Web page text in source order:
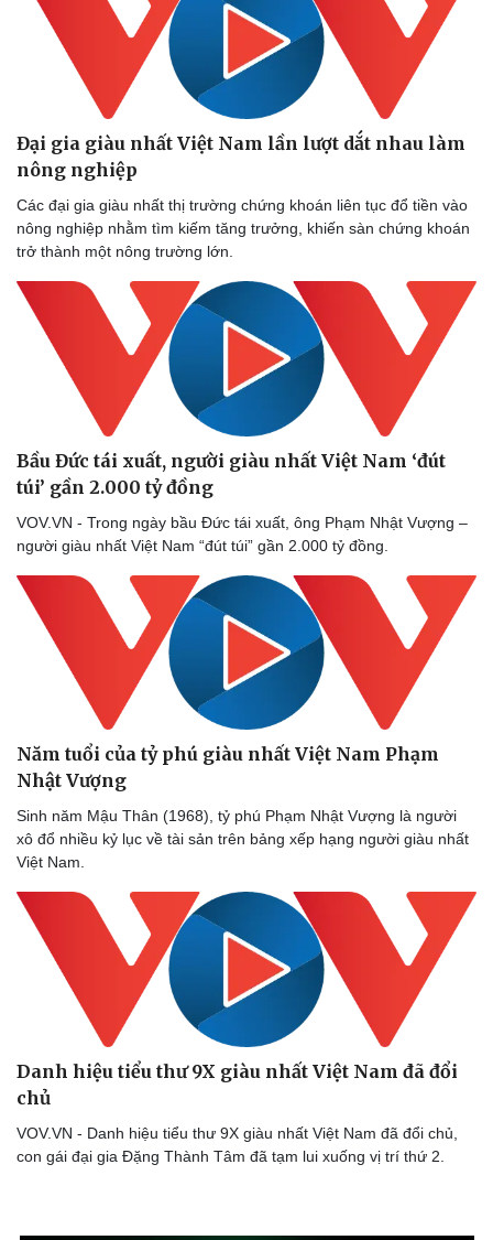
Doanh nghiệp
Thông tin doanh nghiệp
Doanh nghiệp 24h
Doanh nhân
Vì cộng đồng
Công nghệ
Sành điệu
Tin Công nghệ
Chuyển đổi số
Đại gia giàu nhất Việt Nam lần lượt dắt nhau làm
nông nghiệp
Các đại gia giàu nhất thị trường chứng khoán liên tục đổ tiền vào
nông nghiệp nhằm tìm kiếm tăng trưởng, khiến sàn chứng khoán
trở thành một nông trường lớn.
Bầu Đức tái xuất, người giàu nhất Việt Nam ‘đút
túi’ gần 2.000 tỷ đồng
VOV.VN - Trong ngày bầu Đức tái xuất, ông Phạm Nhật Vượng –
người giàu nhất Việt Nam “đút túi” gần 2.000 tỷ đồng.
Năm tuổi của tỷ phú giàu nhất Việt Nam Phạm
Nhật Vượng
Sinh năm Mậu Thân (1968), tỷ phú Phạm Nhật Vượng là người
xô đổ nhiều kỷ lục về tài sản trên bảng xếp hạng người giàu nhất
Việt Nam.
Danh hiệu tiểu thư 9X giàu nhất Việt Nam đã đổi
chủ
VOV.VN - Danh hiệu tiểu thư 9X giàu nhất Việt Nam đã đổi chủ,
con gái đại gia Đặng Thành Tâm đã tạm lui xuống vị trí thứ 2.